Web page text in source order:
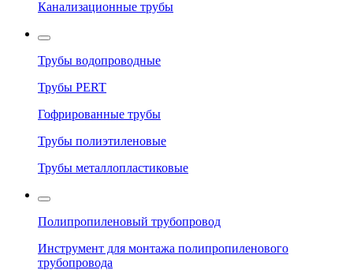
Канализационные трубы
Трубы водопроводные
Трубы PERT
Гофрированные трубы
Трубы полиэтиленовые
Трубы металлопластиковые
Полипропиленовый трубопровод
Инструмент для монтажа полипропиленового
трубопровода